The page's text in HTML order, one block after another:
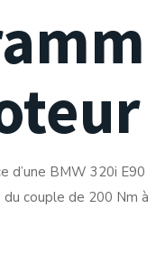
d’une BMW 320i E90
couple de 200 Nm à